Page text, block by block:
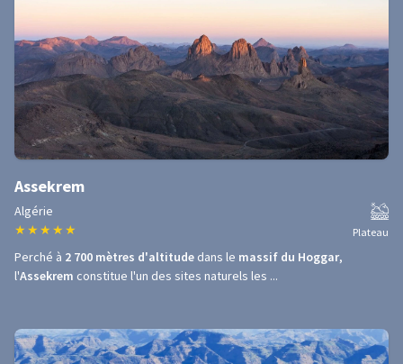
Assekrem
Algérie
★ ★ ★ ★ ★ Plateau
Perché à 2 700 mètres d'altitude dans le massif du Hoggar,
l'Assekrem constitue l'un des sites naturels les ...